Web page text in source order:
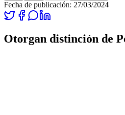
Fecha de publicación: 27/03/2024
Otorgan distinción de